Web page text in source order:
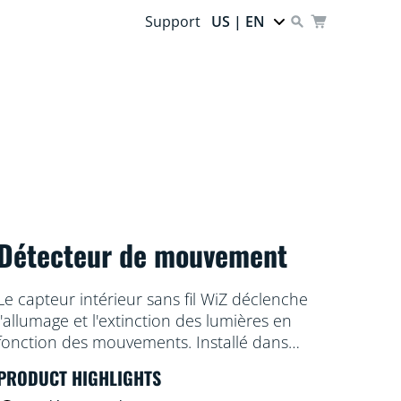
Support US | EN
de mouvement
capteur intérieur sans fil WiZ déclenche
et l'extinction des lumières en
des mouvements. Installé dans
d'éclairage que vous avez choisi
HIGHLIGHTS